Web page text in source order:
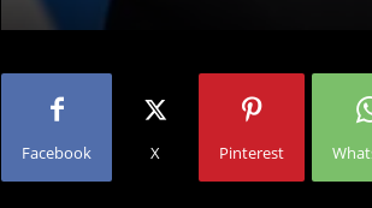
Facebook X Pinterest